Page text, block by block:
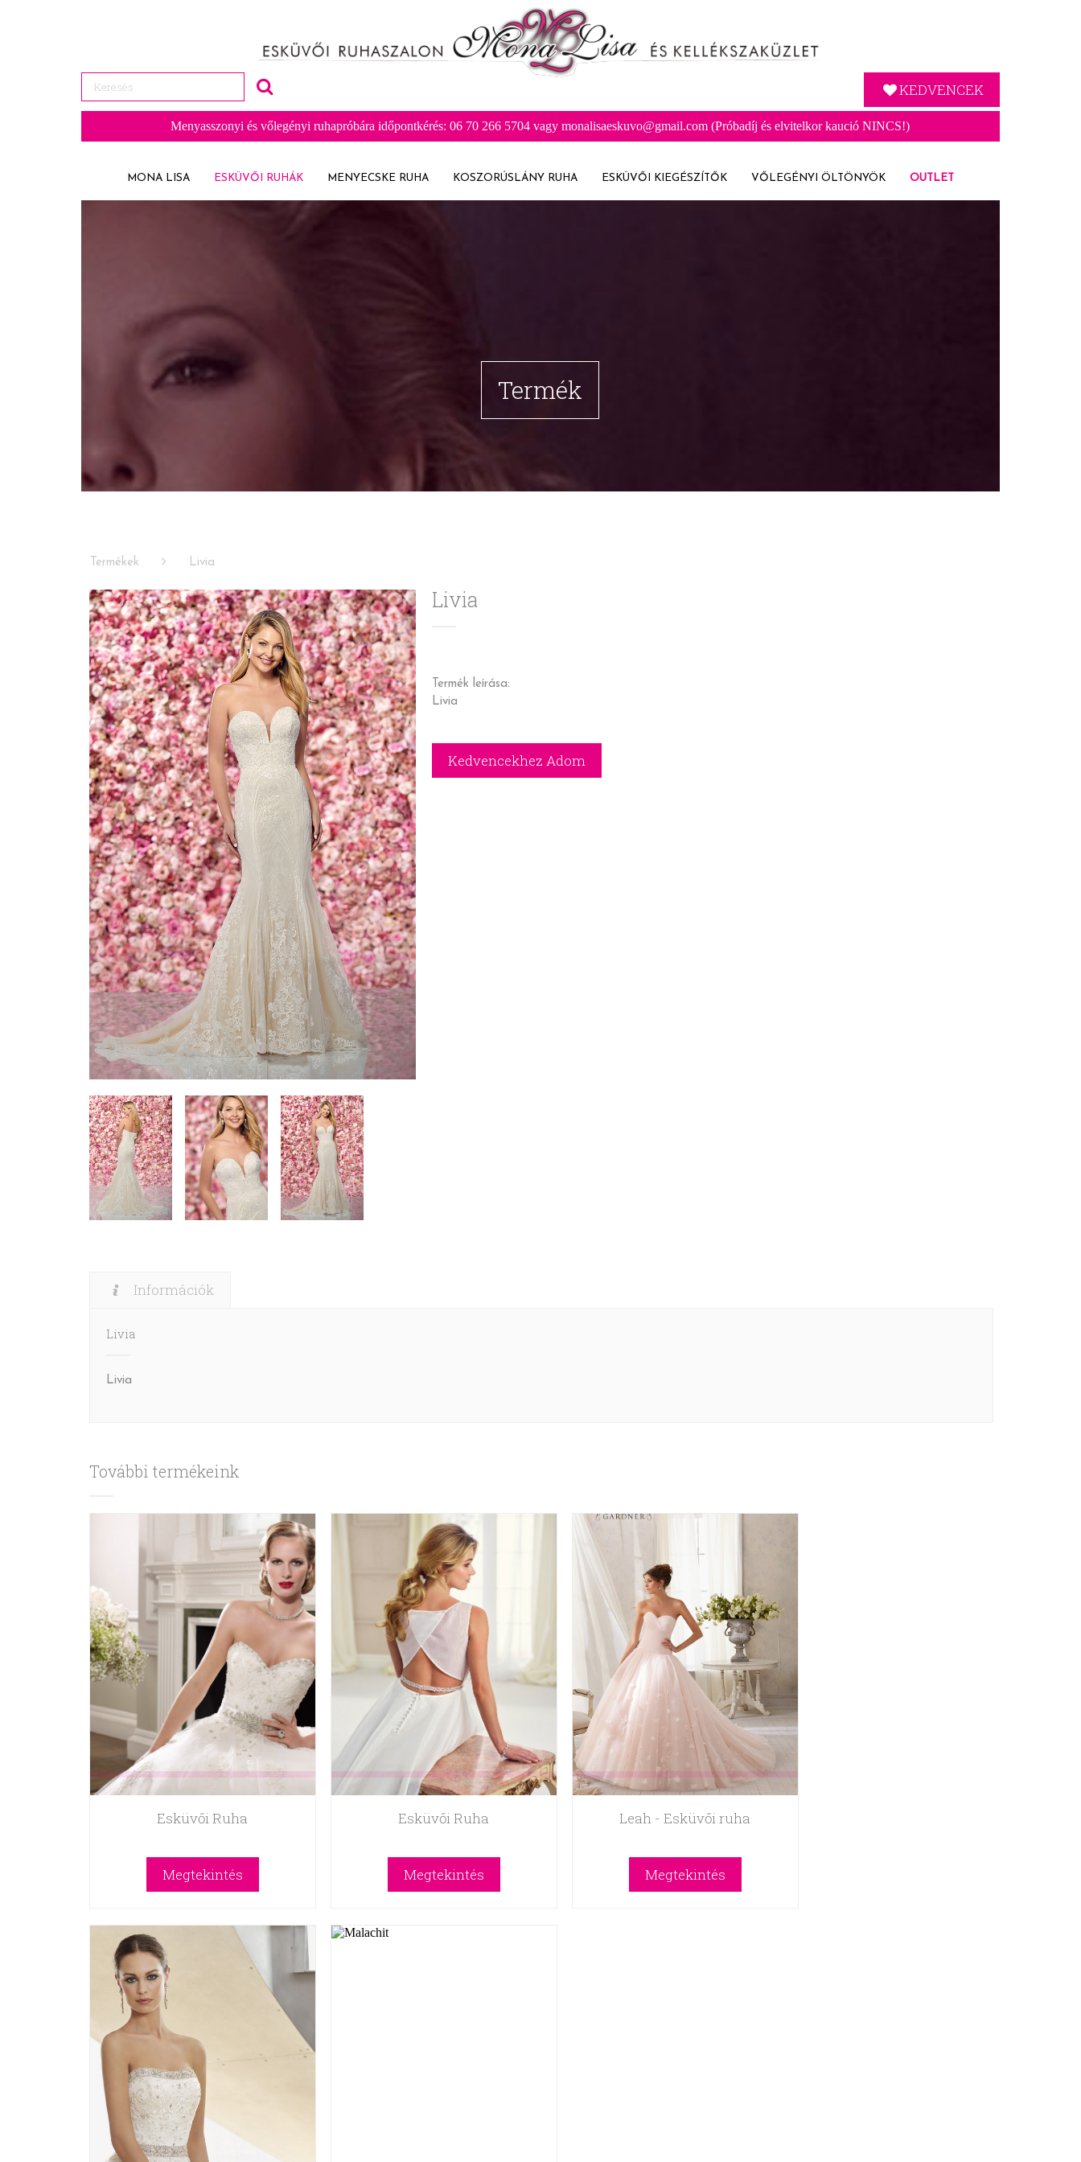
KEDVENCEK
Menyasszonyi és vőlegényi ruhapróbára időpontkérés: 06 70 266 5704 vagy monalisaeskuvo@gmail.com (Próbadíj és elvitelkor kaució NINCS!)
MONA LISA ESKÜVŐI RUHÁK MENYECSKE RUHA KOSZORÚSLÁNY RUHA ESKÜVŐI KIEGÉSZÍTŐK VŐLEGÉNYI ÖLTÖNYÖK OUTLET
Termék
Termékek Livia
Livia
Termék leírása:
Livia
Információk
Livia
Livia
További termékeink
Esküvői Ruha
Megtekintés
Esküvői Ruha
Megtekintés
Leah - Esküvői ruha
Megtekintés